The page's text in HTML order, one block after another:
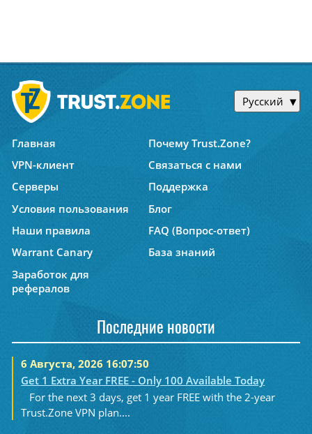
Русский
Главная
Почему Trust.Zone?
VPN-клиент
Связаться с нами
Серверы
Поддержка
Условия пользования
Блог
Наши правила
FAQ (Вопрос-ответ)
Warrant Canary
База знаний
Заработок для
рефералов
Последние новости
6 Августа, 2026 16:07:50
Get 1 Extra Year FREE - Only 100 Available Today
For the next 3 days, get 1 year FREE with the 2-year
Trust.Zone VPN plan....